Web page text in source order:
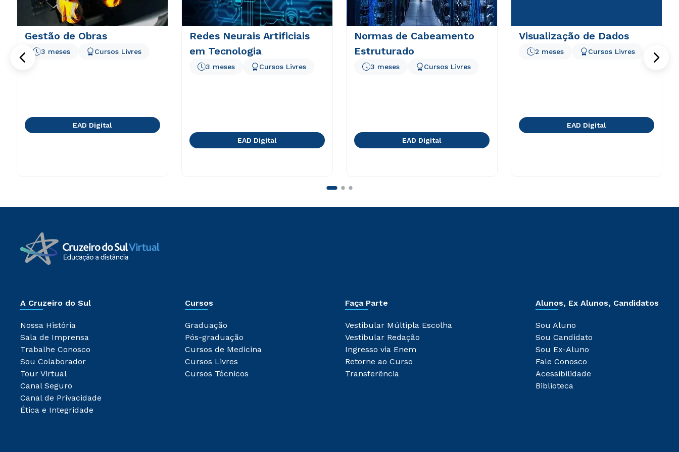
Gestão de Obras
3 meses Cursos Livres
EAD Digital
Redes Neurais Artificiais
em Tecnologia
3 meses Cursos Livres
EAD Digital
Normas de Cabeamento
Estruturado
3 meses Cursos Livres
EAD Digital
Visualização de Dados
2 meses Cursos Livres
EAD Digital
A Cruzeiro do Sul
Nossa História
Sala de Imprensa
Trabalhe Conosco
Sou Colaborador
Tour Virtual
Canal Seguro
Canal de Privacidade
Ética e Integridade
Cursos
Graduação
Pós-graduação
Cursos de Medicina
Cursos Livres
Cursos Técnicos
Faça Parte
Vestibular Múltipla Escolha
Vestibular Redação
Ingresso via Enem
Retorne ao Curso
Transferência
Alunos, Ex Alunos, Candidatos
Sou Aluno
Sou Candidato
Sou Ex-Aluno
Fale Conosco
Acessibilidade
Biblioteca